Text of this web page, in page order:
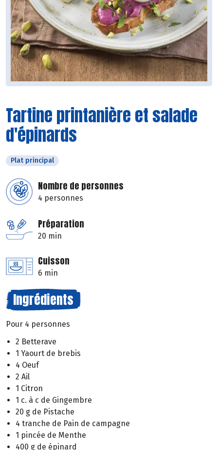
Tartine printanière et salade
d'épinards
Plat principal
Nombre de personnes
4 personnes
Préparation
20 min
Cuisson
6 min
Ingrédients
Pour 4 personnes
2 Betterave
1 Yaourt de brebis
4 Oeuf
2 Ail
1 Citron
1 c. à c de Gingembre
20 g de Pistache
4 tranche de Pain de campagne
1 pincée de Menthe
400 g de épinard